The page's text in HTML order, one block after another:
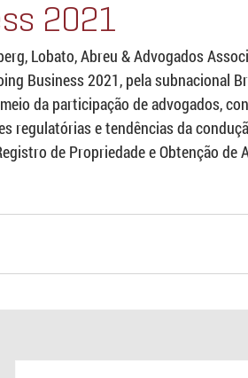
2021
Lobato, Abreu & Advogados
Business 2021, pela subnacional
da participação de advogados,
regulatórias e tendências da
de Propriedade e Obtenção de